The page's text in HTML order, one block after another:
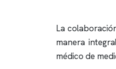
La
manera
médico de